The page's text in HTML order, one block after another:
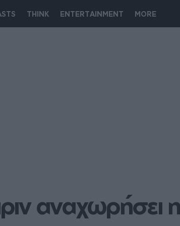
THINK ENTERTAINMENT MORE
αναχωρήσει η